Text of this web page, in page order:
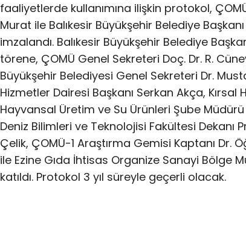
faaliyetlerde kullanımına ilişkin protokol,
Murat ile Balıkesir Büyükşehir Belediye
imzalandı. Balıkesir Büyükşehir Belediye
törene, ÇOMÜ Genel Sekreteri Doç. Dr. R.
Büyükşehir Belediyesi Genel Sekreteri Dr.
Hizmetler Dairesi Başkanı Serkan Akça, Kırsal
Hayvansal Üretim ve Su Ürünleri Şube
Deniz Bilimleri ve Teknolojisi Fakültesi Dekanı
Çelik, ÇOMÜ-1 Araştırma Gemisi Kaptanı Dr.
ile Ezine Gıda İhtisas Organize Sanayi Bölge
katıldı. Protokol 3 yıl süreyle geçerli olacak.